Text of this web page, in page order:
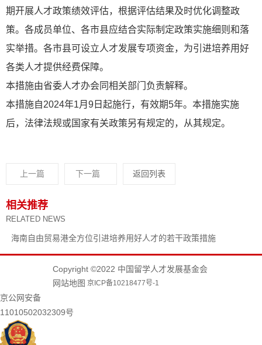
期开展人才政策绩效评估，根据评估结果及时优化调整政
策。各成员单位、各市县应结合实际制定政策实施细则和落
实举措。各市县可设立人才发展专项资金，为引进培养用好
各类人才提供经费保障。
本措施由省委人才办会同相关部门负责解释。
本措施自2024年1月9日起施行，有效期5年。本措施实施
后，法律法规或国家有关政策另有规定的，从其规定。
上一篇 下一篇 返回列表
相关推荐
RELATED NEWS
海南自由贸易港全方位引进培养用好人才的若干政策措施
Copyright ©2022 中国留学人才发展基金会
网站地图 京ICP备10218477号-1
京公网安备
11010502032309号